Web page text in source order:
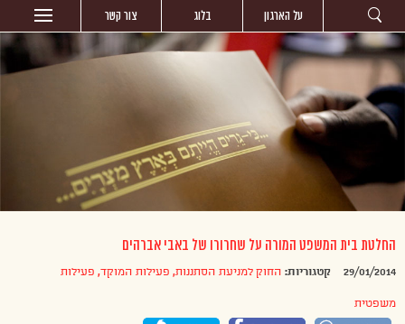
על הארגון בלוג צור קשר
החלטת בית המשפט המורה על שחרורו של באבי אברהים
29/01/2014 קטגוריות: החוק למניעת הסתננות, פעילות המוקד, פעילות
משפטית